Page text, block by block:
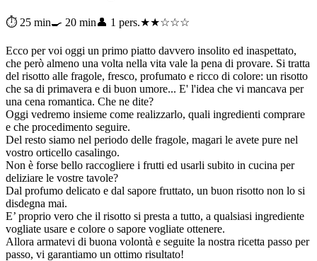
⏱ 25 min🍳 20 min👤 1 pers.★★☆☆☆
Ecco per voi oggi un primo piatto davvero insolito ed inaspettato,
che però almeno una volta nella vita vale la pena di provare. Si tratta
del risotto alle fragole, fresco, profumato e ricco di colore: un risotto
che sa di primavera e di buon umore... E' l'idea che vi mancava per
una cena romantica. Che ne dite?
Oggi vedremo insieme come realizzarlo, quali ingredienti comprare
e che procedimento seguire.
Del resto siamo nel periodo delle fragole, magari le avete pure nel
vostro orticello casalingo.
Non è forse bello raccogliere i frutti ed usarli subito in cucina per
deliziare le vostre tavole?
Dal profumo delicato e dal sapore fruttato, un buon risotto non lo si
disdegna mai.
E’ proprio vero che il risotto si presta a tutto, a qualsiasi ingrediente
vogliate usare e colore o sapore vogliate ottenere.
Allora armatevi di buona volontà e seguite la nostra ricetta passo per
passo, vi garantiamo un ottimo risultato!